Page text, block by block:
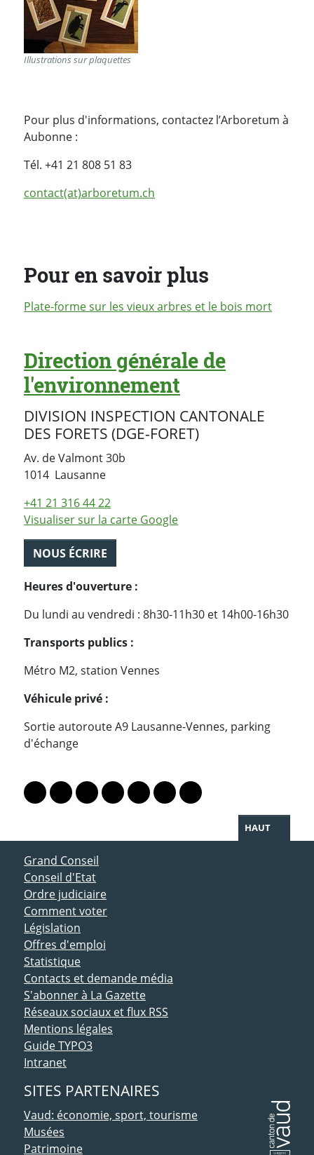
Illustrations sur plaquettes
Pour plus d'informations, contactez l’Arboretum à
Aubonne :
Tél. +41 21 808 51 83
contact(at)arboretum.ch
Pour en savoir plus
Plate-forme sur les vieux arbres et le bois mort
Direction générale de
l'environnement
DIVISION INSPECTION CANTONALE
DES FORETS (DGE-FORET)
Av. de Valmont 30b
1014 LausanneSuisse
+41 21 316 44 22
Visualiser sur la carte Google
NOUS ÉCRIRE
Heures d'ouverture :
Du lundi au vendredi : 8h30-11h30 et 14h00-16h30
Transports publics :
Métro M2, station Vennes
Véhicule privé :
Sortie autoroute A9 Lausanne-Vennes, parking
d'échange
Lien vers le profil Mastodon
Lien vers le profil Bluesky
Lien vers le profil Instagram
Lien vers le profil Linkedin
Lien vers le profil Facebook
Lien vers le profil Twitter
Partager par WhatsApp
HAUT
ACCÈS DIRECT
Grand Conseil
Conseil d'Etat
Ordre judiciaire
Comment voter
Législation
Offres d'emploi
Statistique
Contacts et demande média
S'abonner à La Gazette
Réseaux sociaux et flux RSS
Mentions légales
Guide TYPO3
Intranet
SITES PARTENAIRES
Vaud: économie, sport, tourisme
Musées
Patrimoine